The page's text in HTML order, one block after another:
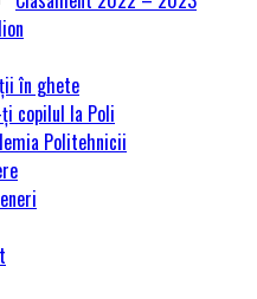
în ghete
copilul la Poli
Politehnicii